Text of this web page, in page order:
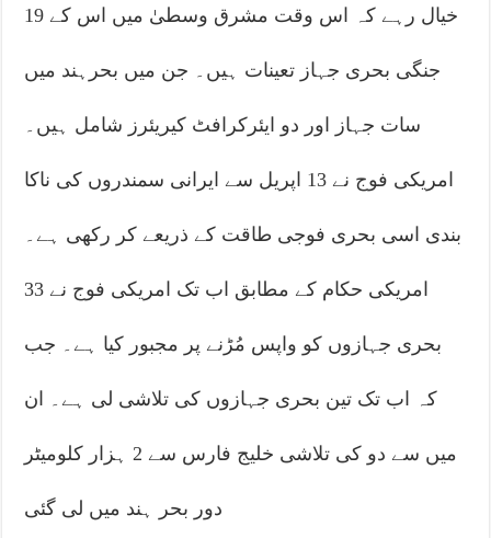
خیال رہے کہ اس وقت مشرق وسطیٰ میں اس کے 19
جنگی بحری جہاز تعینات ہیں۔ جن میں بحرہند میں
سات جہاز اور دو ایئرکرافٹ کیریئرز شامل ہیں۔
امریکی فوج نے 13 اپریل سے ایرانی سمندروں کی ناکا
بندی اسی بحری فوجی طاقت کے ذریعے کر رکھی ہے۔
امریکی حکام کے مطابق اب تک امریکی فوج نے 33
بحری جہازوں کو واپس مُڑنے پر مجبور کیا ہے۔ جب
کہ اب تک تین بحری جہازوں کی تلاشی لی ہے۔ ان
میں سے دو کی تلاشی خلیج فارس سے 2 ہزار کلومیٹر
دور بحر ہند میں لی گئی